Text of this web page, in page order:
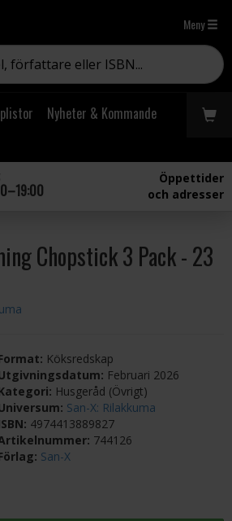
Meny
Nyheter & Kommande
Öppettider
och adresser
Chopstick 3 Pack - 23
Köksredskap
Februari 2026
Husgeråd (Övrigt)
San-X: Rilakkuma
4974413889827
744126
San-X